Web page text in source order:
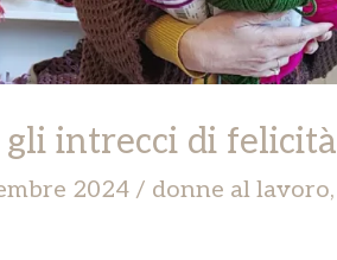
gli intrecci di felicità
2024 / donne al lavoro,